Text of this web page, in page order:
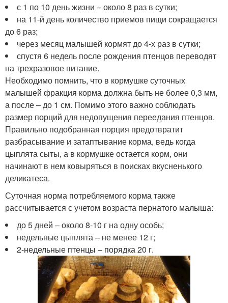
с 1 по 10 день жизни – около 8 раз в сутки;
на 11-й день количество приемов пищи сокращается
до 6 раз;
через месяц малышей кормят до 4-х раз в сутки;
спустя 6 недель после рождения птенцов переводят
на трехразовое питание.
Необходимо помнить, что в кормушке суточных
малышей фракция корма должна быть не более 0,3 мм,
а после – до 1 см. Помимо этого важно соблюдать
размер порций для недопущения переедания птенцов.
Правильно подобранная порция предотвратит
разбрасывание и затаптывание корма, ведь когда
цыплята сыты, а в кормушке остается корм, они
начинают в нем ковыряться в поисках вкусненького
деликатеса.
Суточная норма потребляемого корма также
рассчитывается с учетом возраста пернатого малыша:
до 5 дней – около 8-10 г на одну особь;
недельные цыплята – не менее 12 г;
2-недельные птенцы – порядка 20 г.